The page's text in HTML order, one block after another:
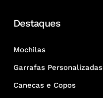
Destaques
Mochilas
Garrafas Personalizadas
Canecas e Copos